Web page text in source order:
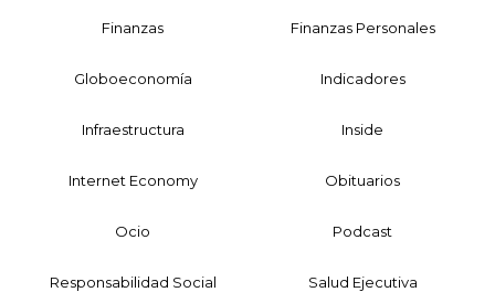
Finanzas Finanzas Personales
Globoeconomía Indicadores
Infraestructura Inside
Internet Economy Obituarios
Ocio Podcast
Responsabilidad Social Salud Ejecutiva